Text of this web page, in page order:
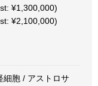
¥1,300,000)
¥2,100,000)
細胞 / アストロサ